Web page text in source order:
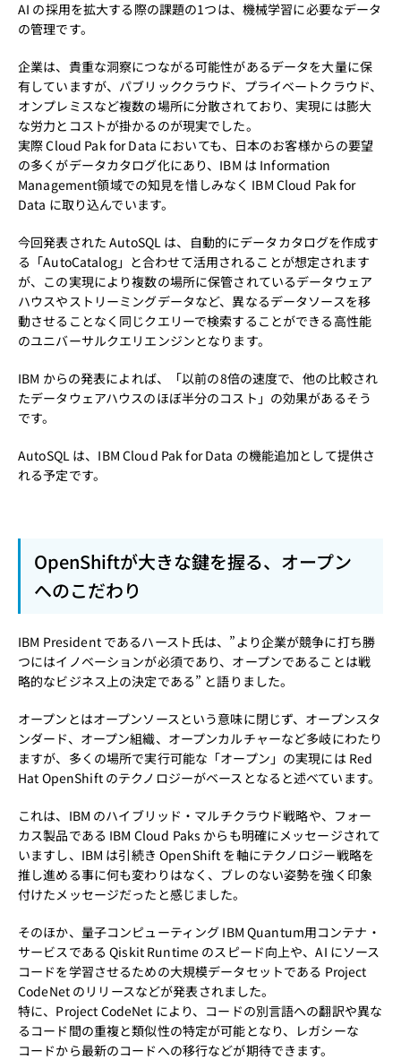
AI の採用を拡大する際の課題の1つは、機械学習に必要なデータ
の管理です。
企業は、貴重な洞察につながる可能性があるデータを大量に保
有していますが、パブリッククラウド、プライベートクラウド、
オンプレミスなど複数の場所に分散されており、実現には膨大
な労力とコストが掛かるのが現実でした。
実際 Cloud Pak for Data においても、日本のお客様からの要望
の多くがデータカタログ化にあり、IBM は Information
Management領域での知見を惜しみなく IBM Cloud Pak for
Data に取り込んでいます。
今回発表された AutoSQL は、自動的にデータカタログを作成す
る「AutoCatalog」と合わせて活用されることが想定されます
が、この実現により複数の場所に保管されているデータウェア
ハウスやストリーミングデータなど、異なるデータソースを移
動させることなく同じクエリーで検索することができる高性能
のユニバーサルクエリエンジンとなります。
IBM からの発表によれば、「以前の8倍の速度で、他の比較され
たデータウェアハウスのほぼ半分のコスト」の効果があるそう
です。
AutoSQL は、IBM Cloud Pak for Data の機能追加として提供さ
れる予定です。
OpenShiftが大きな鍵を握る、オープン
へのこだわり
IBM President であるハースト氏は、”より企業が競争に打ち勝
つにはイノベーションが必須であり、オープンであることは戦
略的なビジネス上の決定である” と語りました。
オープンとはオープンソースという意味に閉じず、オープンスタ
ンダード、オープン組織、オープンカルチャーなど多岐にわたり
ますが、多くの場所で実行可能な「オープン」の実現には Red
Hat OpenShift のテクノロジーがベースとなると述べています。
これは、IBM のハイブリッド・マルチクラウド戦略や、フォー
カス製品である IBM Cloud Paks からも明確にメッセージされて
いますし、IBM は引続き OpenShift を軸にテクノロジー戦略を
推し進める事に何も変わりはなく、ブレのない姿勢を強く印象
付けたメッセージだったと感じました。
そのほか、量子コンピューティング IBM Quantum用コンテナ・
サービスである Qiskit Runtime のスピード向上や、AI にソース
コードを学習させるための大規模データセットである Project
CodeNet のリリースなどが発表されました。
特に、Project CodeNet により、コードの別言語への翻訳や異な
るコード間の重複と類似性の特定が可能となり、レガシーな
コードから最新のコードへの移行などが期待できます。